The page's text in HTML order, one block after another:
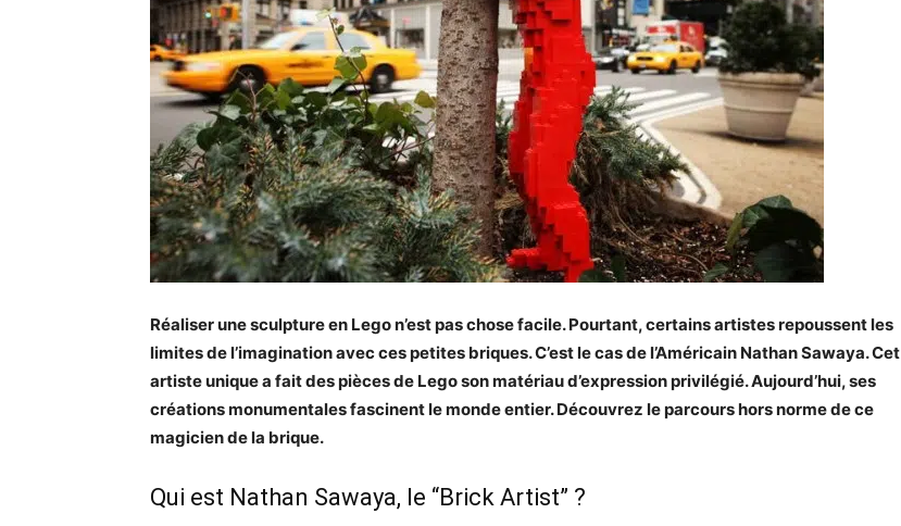
Réaliser une sculpture en Lego n’est pas chose facile. Pourtant, certains artistes repoussent les
limites de l’imagination avec ces petites briques. C’est le cas de l’Américain Nathan Sawaya. Cet
artiste unique a fait des pièces de Lego son matériau d’expression privilégié. Aujourd’hui, ses
créations monumentales fascinent le monde entier. Découvrez le parcours hors norme de ce
magicien de la brique.
Qui est Nathan Sawaya, le “Brick Artist” ?